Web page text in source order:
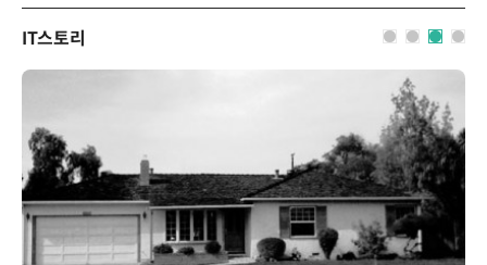
IT스토리